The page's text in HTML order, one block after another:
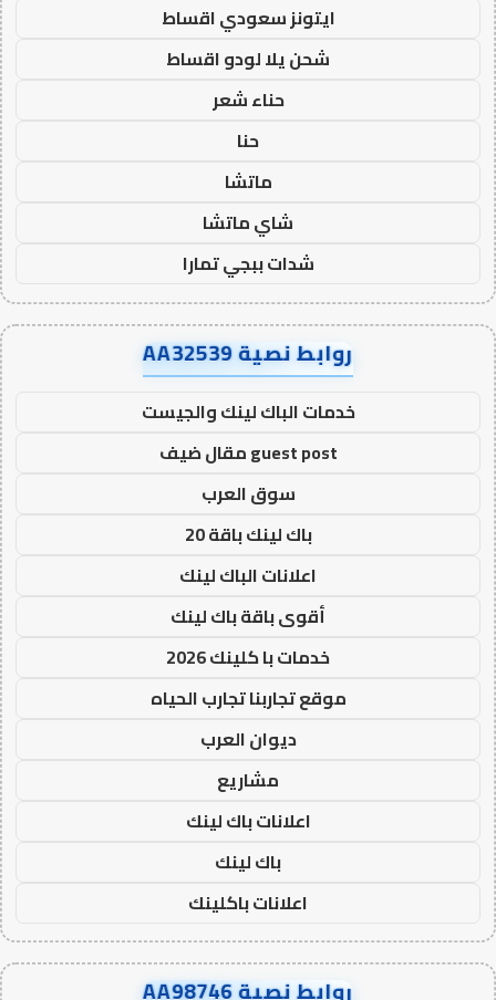
ايتونز سعودي اقساط
شحن يلا لودو اقساط
حناء شعر
حنا
ماتشا
شاي ماتشا
شدات ببجي تمارا
روابط نصية AA32539
خدمات الباك لينك والجيست
guest post مقال ضيف
سوق العرب
باك لينك باقة 20
اعلانات الباك لينك
أقوى باقة باك لينك
خدمات با كلينك 2026
موقع تجاربنا تجارب الحياه
ديوان العرب
مشاريع
اعلانات باك لينك
باك لينك
اعلانات باكلينك
روابط نصية AA98746